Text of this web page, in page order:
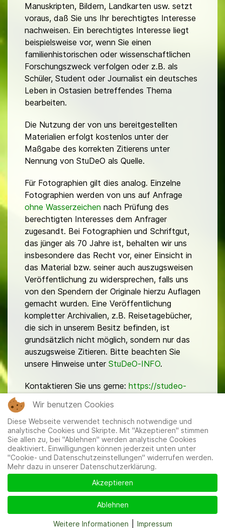
Manuskripten, Bildern, Landkarten usw. setzt
voraus, daß Sie uns Ihr berechtigtes Interesse
nachweisen. Ein berechtigtes Interesse liegt
beispielsweise vor, wenn Sie einen
familienhistorischen oder wissenschaftlichen
Forschungszweck verfolgen oder z.B. als
Schüler, Student oder Journalist ein deutsches
Leben in Ostasien betreffendes Thema
bearbeiten.
Die Nutzung der von uns bereitgestellten
Materialien erfolgt kostenlos unter der
Maßgabe des korrekten Zitierens unter
Nennung von StuDeO als Quelle.
Für Fotographien gilt dies analog. Einzelne
Fotographien werden von uns auf Anfrage
ohne Wasserzeichen nach Prüfung des
berechtigten Interesses dem Anfrager
zugesandt. Bei Fotographien und Schriftgut,
das jünger als 70 Jahre ist, behalten wir uns
insbesondere das Recht vor, einer Einsicht in
das Material bzw. seiner auch auszugsweisen
Veröffentlichung zu widersprechen, falls uns
von den Spendern der Originale hierzu Auflagen
gemacht wurden. Eine Veröffentlichung
kompletter Archivalien, z.B. Reisetagebücher,
die sich in unserem Besitz befinden, ist
grundsätzlich nicht möglich, sondern nur das
auszugsweise Zitieren. Bitte beachten Sie
unsere Hinweise unter StuDeO-INFO.
Kontaktieren Sie uns gerne: https://studeo-
Mitglieder|Impressum|Datenschutzerklärung|Cookie-
und Datenschutzeinstellungen
Wir benutzen Cookies
Diese Webseite verwendet technisch notwendige und
analytische Cookies und Skripte. Mit "Akzeptieren" stimmen
Sie allen zu, bei "Ablehnen" werden analytische Cookies
deaktiviert. Einwilligungen können jederzeit unten unter
"Cookie- und Datenschutzeinstellungen" widerrufen werden.
Mehr dazu in unserer Datenschutzerklärung.
Akzeptieren
Ablehnen
Weitere Informationen Impressum